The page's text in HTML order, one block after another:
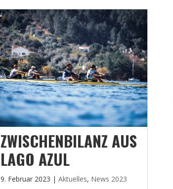
ZWISCHENBILANZ AUS
LAGO AZUL
9. Februar 2023 | Aktuelles, News 2023